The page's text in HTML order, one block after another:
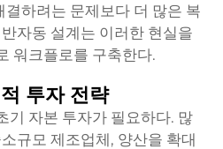
하려는 문제보다 더 많은 복
자동 설계는 이러한 현실을
워크플로를 구축한다.
투자 전략
기 자본 투자가 필요하다. 많
규모 제조업체, 양산을 확대